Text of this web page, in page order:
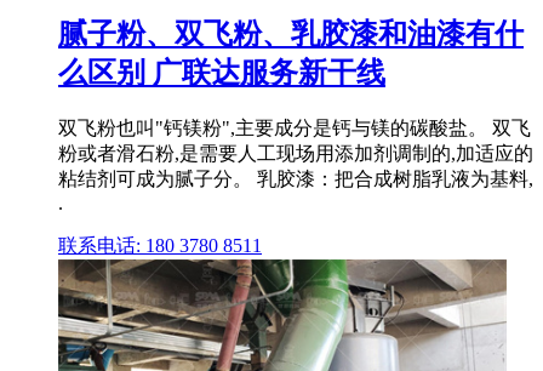
腻子粉、双飞粉、乳胶漆和油漆有什
么区别 广联达服务新干线
双飞粉也叫"钙镁粉",主要成分是钙与镁的碳酸盐。 双飞
粉或者滑石粉,是需要人工现场用添加剂调制的,加适应的
粘结剂可成为腻子分。 乳胶漆：把合成树脂乳液为基料,
.
联系电话: 180 3780 8511